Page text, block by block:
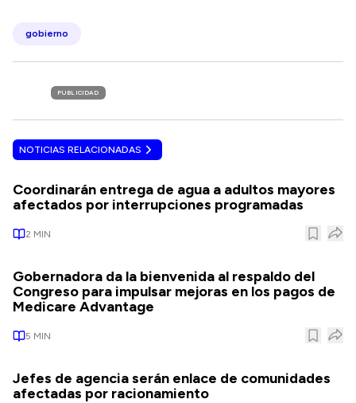
gobierno
PUBLICIDAD
NOTICIAS RELACIONADAS
Coordinarán entrega de agua a adultos mayores
afectados por interrupciones programadas
2 MIN
Gobernadora da la bienvenida al respaldo del
Congreso para impulsar mejoras en los pagos de
Medicare Advantage
5 MIN
Jefes de agencia serán enlace de comunidades
afectadas por racionamiento